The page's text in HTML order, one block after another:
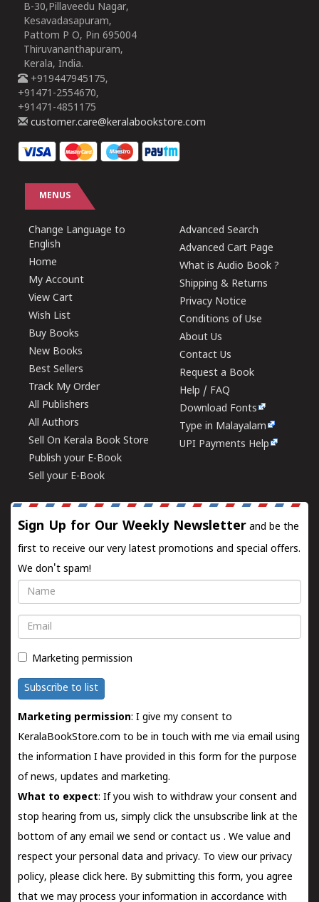
B-30,Pillaveedu Nagar,
Kesavadasapuram,
Pattom P O, Pin 695004
Thiruvananthapuram,
Kerala, India.
+919447945175,
+91471-2554670,
+91471-4851175
customer.care@keralabookstore.com
MENUS
Change Language to
English
Home
My Account
View Cart
Wish List
Buy Books
New Books
Best Sellers
Track My Order
All Publishers
All Authors
Sell On Kerala Book Store
Publish your E-Book
Sell your E-Book
Advanced Search
Advanced Cart Page
What is Audio Book ?
Shipping & Returns
Privacy Notice
Conditions of Use
About Us
Contact Us
Request a Book
Help / FAQ
Download Fonts
Type in Malayalam
UPI Payments Help
Sign Up for Our Weekly Newsletter and be the
first to receive our very latest promotions and special offers.
We don't spam!
Name
Email
Marketing permission
Subscribe to list
Marketing permission: I give my consent to
KeralaBookStore.com to be in touch with me via email using
the information I have provided in this form for the purpose
of news, updates and marketing.
What to expect: If you wish to withdraw your consent and
stop hearing from us, simply click the unsubscribe link at the
bottom of any email we send orcontact us . We value and
respect your personal data and privacy. To view our privacy
policy, please click here. By submitting this form, you agree
that we may process your information in accordance with